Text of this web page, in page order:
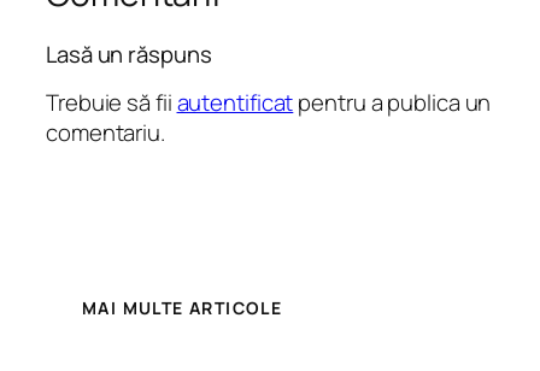
Lasă un răspuns
Trebuie să fiiautentificatpentru a publica un
comentariu.
MAI MULTE ARTICOLE